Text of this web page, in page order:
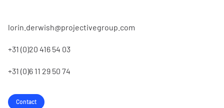
lorin.derwish@projectivegroup.com
+31 (0)20 416 54 03
+31 (0)6 11 29 50 74
Contact